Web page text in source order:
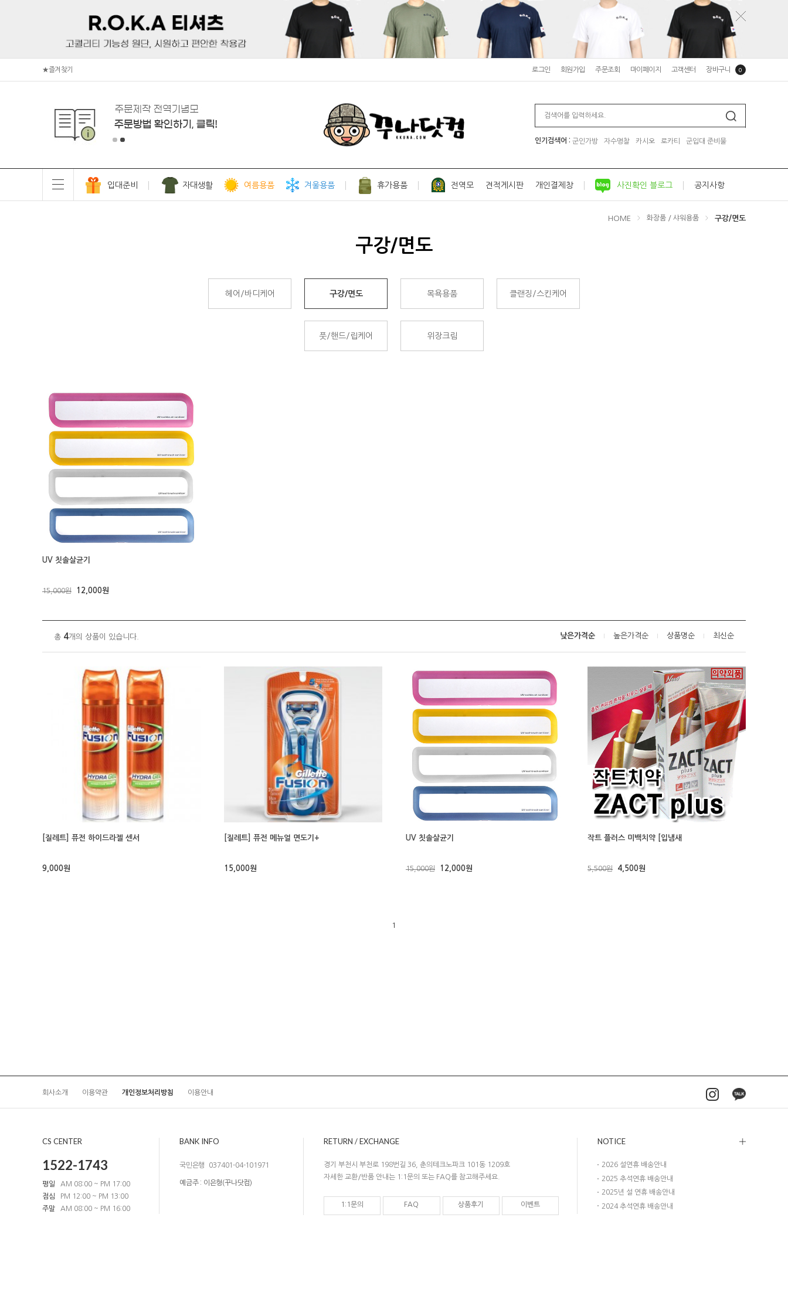
★즐겨찾기 로그인 회원가입 주문조회 마이페이지 고객센터 장바구니 0
인기검색어 : 군인가방 자수명찰 카시오 로카티 군입대 준비물
입대준비 자대생활 여름용품 겨울용품 휴가용품 전역모 견적게시판 개인결제창 사진확인 블로그 공지사항
구강/면도
HOME > 화장품 / 샤워용품 > 구강/면도
헤어/바디케어 구강/면도 목욕용품 클랜징/스킨케어
풋/핸드/립케어 위장크림
UV 칫솔살균기
15,000원 12,000원
총 4개의 상품이 있습니다. 낮은가격순 높은가격순 상품명순 최신순
[질레트] 퓨전 하이드라젤 센서
9,000원
[질레트] 퓨전 메뉴얼 면도기+
15,000원
UV 칫솔살균기
15,000원 12,000원
작트 플러스 미백치약 [입냄새
5,500원 4,500원
1
회사소개 이용약관 개인정보처리방침 이용안내
CS CENTER
1522-1743
평일
AM 08:00 ~ PM 17:00
점심
PM 12:00 ~ PM 13:00
주말
AM 08:00 ~ PM 16:00
BANK INFO
국민은행 037401-04-101971
예금주 : 이은형(꾸나닷컴)
RETURN / EXCHANGE
경기 부천시 부천로 198번길 36, 춘의테크노파크 101동 1209호
자세한 교환/반품 안내는 1:1문의 또는 FAQ를 참고해주세요.
1:1문의 FAQ 상품후기 이벤트
NOTICE
2026 설연휴 배송안내
2025 추석연휴 배송안내
2025년 설 연휴 배송안내
2024 추석연휴 배송안내